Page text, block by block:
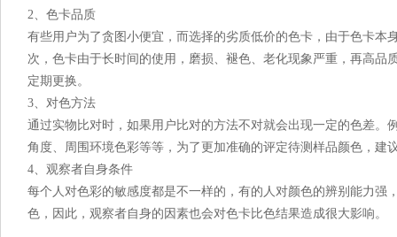
2、色卡品质
有些用户为了贪图小便宜，而选择的劣质低价的色卡，由于色
次，色卡由于长时间的使用，磨损、褪色、老化现象严重，再高
定期更换。
3、对色方法
通过实物比对时，如果用户比对的方法不对就会出现一定的色差。例如，
角度、周围环境色彩等等，为了更加准确的评定待测样品颜色，
4、观察者自身条件
每个人对色彩的敏感度都是不一样的，有的人对颜色的辨别能力
色，因此，观察者自身的因素也会对色卡比色结果造成很大影响。